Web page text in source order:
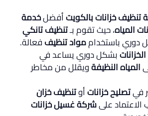
تنظيف خزانات بالكويتأفضلخدمة
المياه، حيث تقوم بـتنظيف تانكي
دوري باستخداممواد تنظيففعالة.
بشكل دوري يساعد في
المياه النظيفةويقلل من مخاطر
فيتصليح خزاناتأوتنظيف خزان
الاعتماد علىشركة غسيل خزانات